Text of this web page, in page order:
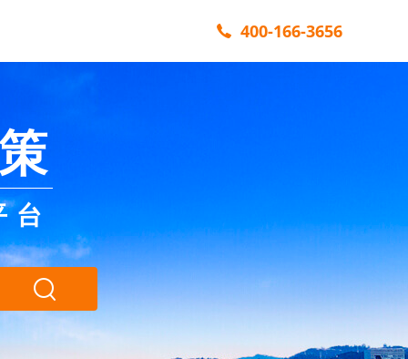
400-166-3656
台